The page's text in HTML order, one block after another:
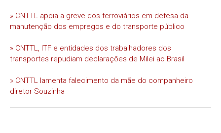
» CNTTL apoia a greve dos ferroviários em defesa da
manutenção dos empregos e do transporte público
» CNTTL, ITF e entidades dos trabalhadores dos
transportes repudiam declarações de Milei ao Brasil
» CNTTL lamenta falecimento da mãe do companheiro
diretor Souzinha